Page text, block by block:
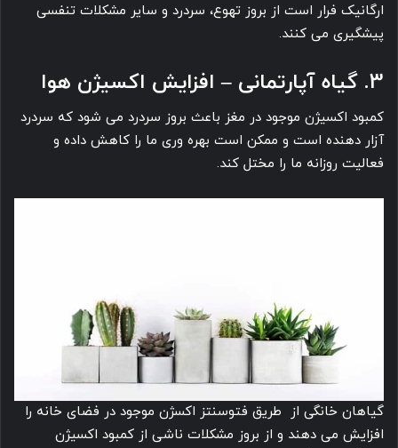
ارگانیک فرار است از بروز تهوع، سردرد و سایر مشکلات تنفسی
پیشگیری می ‎کنند.
3. گیاه آپارتمانی – افزایش اکسیژن هوا
کمبود اکسیژن موجود در مغز باعث بروز سردرد می ‎شود که سردرد
آزار دهنده است و ممکن است بهره وری ما را کاهش داده و
فعالیت روزانه ما را مختل کند.
گیاهان خانگی از طریق فتوسنتز اکسژن موجود در فضای خانه را
افزایش می ‎دهند و از بروز مشکلات ناشی از کمبود اکسیژن